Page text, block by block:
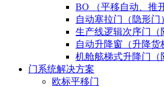
BO （平移自动、推
自动塞拉门（隐形门
生产线逻辑次序门（
自动升降窗（升降货
机舱舷梯式升降门（
门系统解决方案
欧标平移门